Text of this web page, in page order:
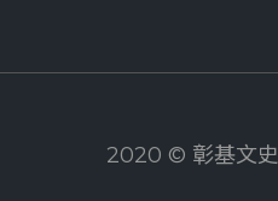
2020 © 彰基文